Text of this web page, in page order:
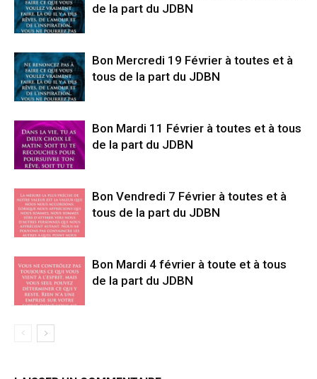
de la part du JDBN
Bon Mercredi 19 Février à toutes et à
tous de la part du JDBN
Bon Mardi 11 Février à toutes et à tous
de la part du JDBN
Bon Vendredi 7 Février à toutes et à
tous de la part du JDBN
Bon Mardi 4 février à toute et à tous
de la part du JDBN